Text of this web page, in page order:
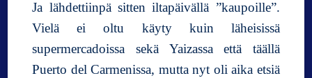
Ja lähdettiinpä sitten iltapäivällä ”kaupoille”.
Vielä ei oltu käyty kuin läheisissä
supermercadoissa sekä Yaizassa että täällä
Puerto del Carmenissa, mutta nyt oli aika etsiä